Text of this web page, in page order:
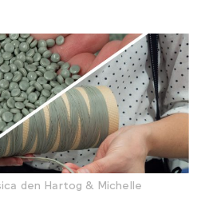
den Hartog & Michelle